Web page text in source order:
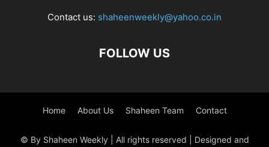
Contact us: shaheenweekly@yahoo.co.in
FOLLOW US
Home About Us Shaheen Team Contact
© By Shaheen Weekly | All rights reserved | Designed and